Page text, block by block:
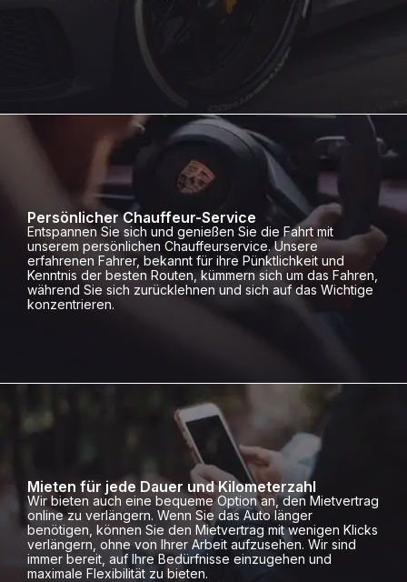
Persönlicher Chauffeur-Service
Entspannen Sie sich und genießen Sie die Fahrt mit
unserem persönlichen Chauffeurservice. Unsere
erfahrenen Fahrer, bekannt für ihre Pünktlichkeit und
Kenntnis der besten Routen, kümmern sich um das Fahren,
während Sie sich zurücklehnen und sich auf das Wichtige
konzentrieren.
Mieten für jede Dauer und Kilometerzahl
Wir bieten auch eine bequeme Option an, den Mietvertrag
online zu verlängern. Wenn Sie das Auto länger
benötigen, können Sie den Mietvertrag mit wenigen Klicks
verlängern, ohne von Ihrer Arbeit aufzusehen. Wir sind
immer bereit, auf Ihre Bedürfnisse einzugehen und
maximale Flexibilität zu bieten.